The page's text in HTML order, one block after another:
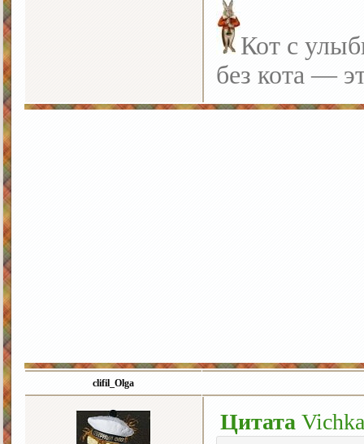
Кот с
без кота —
clifil_Olga
Цитата Vichka